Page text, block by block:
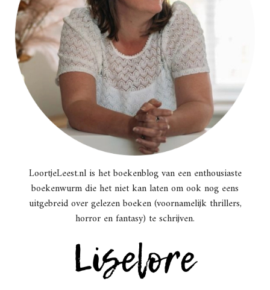
LoortjeLeest.nl is het boekenblog van een enthousiaste
boekenwurm die het niet kan laten om ook nog eens
uitgebreid over gelezen boeken (voornamelijk thrillers,
horror en fantasy) te schrijven.